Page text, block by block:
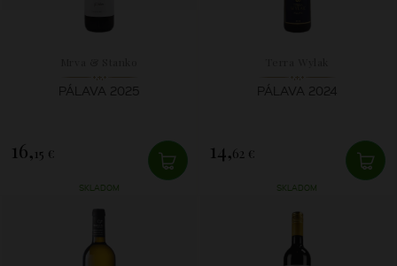
PÁLAVA 2025
16, 15 €
SKLADOM
PÁLAVA 2024
14,62 €
SKLADOM